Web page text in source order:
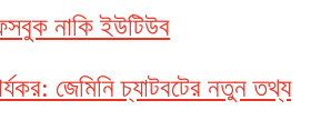
নাকি ইউটিউব
জেমিনি চ্যাটবটের নতুন তথ্য